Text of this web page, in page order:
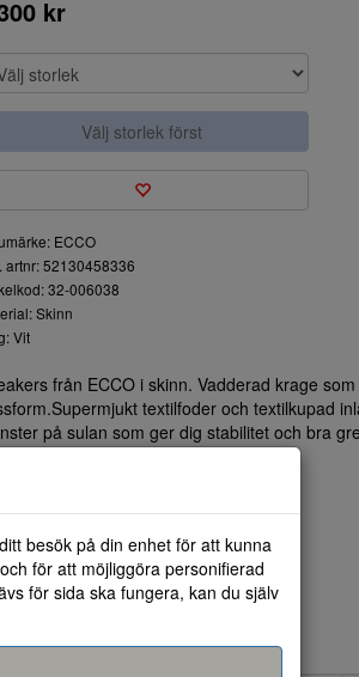
kr
Välj storlek först
ECCO
artnr: 52130458336
32-006038
Skinn
Vit
från ECCO i skinn. Vadderad krage
textilfoder och textilkupad
på sulan som ger dig stabilitet och bra
besök på din enhet för att kunna
för att möjliggöra personifierad
för sida ska fungera, kan du själv